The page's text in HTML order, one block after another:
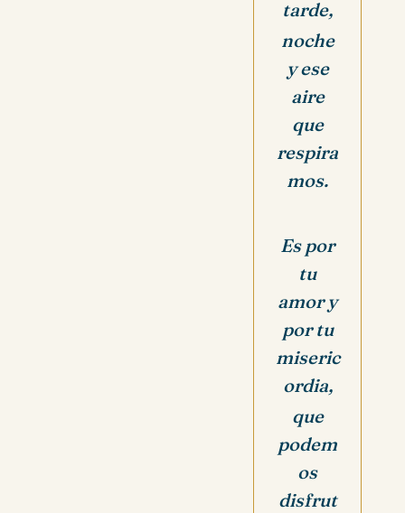
tarde,
noche
y ese
aire
que
respira
mos.
Es por
tu
amor y
por tu
miseric
ordia,
que
podem
os
disfrut